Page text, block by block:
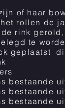
of haar
rollen de
rink gerold,
te
geplaatst
bestaande
bestaande
bestaande